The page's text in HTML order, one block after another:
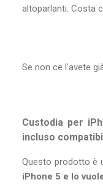
altoparlanti. Costa
Se non ce l'avete
Custodia per
incluso
Questo prodotto è
iPhone 5 e lo